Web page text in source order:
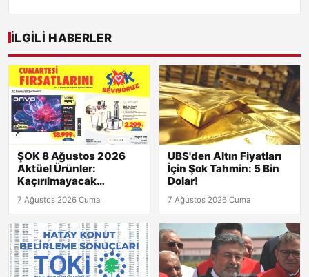
İLGILI HABERLER
ŞOK 8 Ağustos 2026
Aktüel Ürünler:
Kaçırılmayacak
Fırsatlar!
7 Ağustos 2026 Cuma
UBS'den Altın Fiyatları
İçin Şok Tahmin: 5 Bin
Dolar!
7 Ağustos 2026 Cuma